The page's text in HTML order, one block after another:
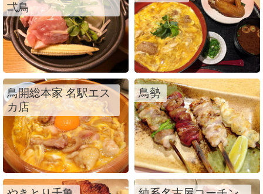
弌鳥
鳥開総本家 名駅エス
カ店
鳥勢